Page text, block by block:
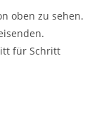
oben zu sehen.
für Schritt